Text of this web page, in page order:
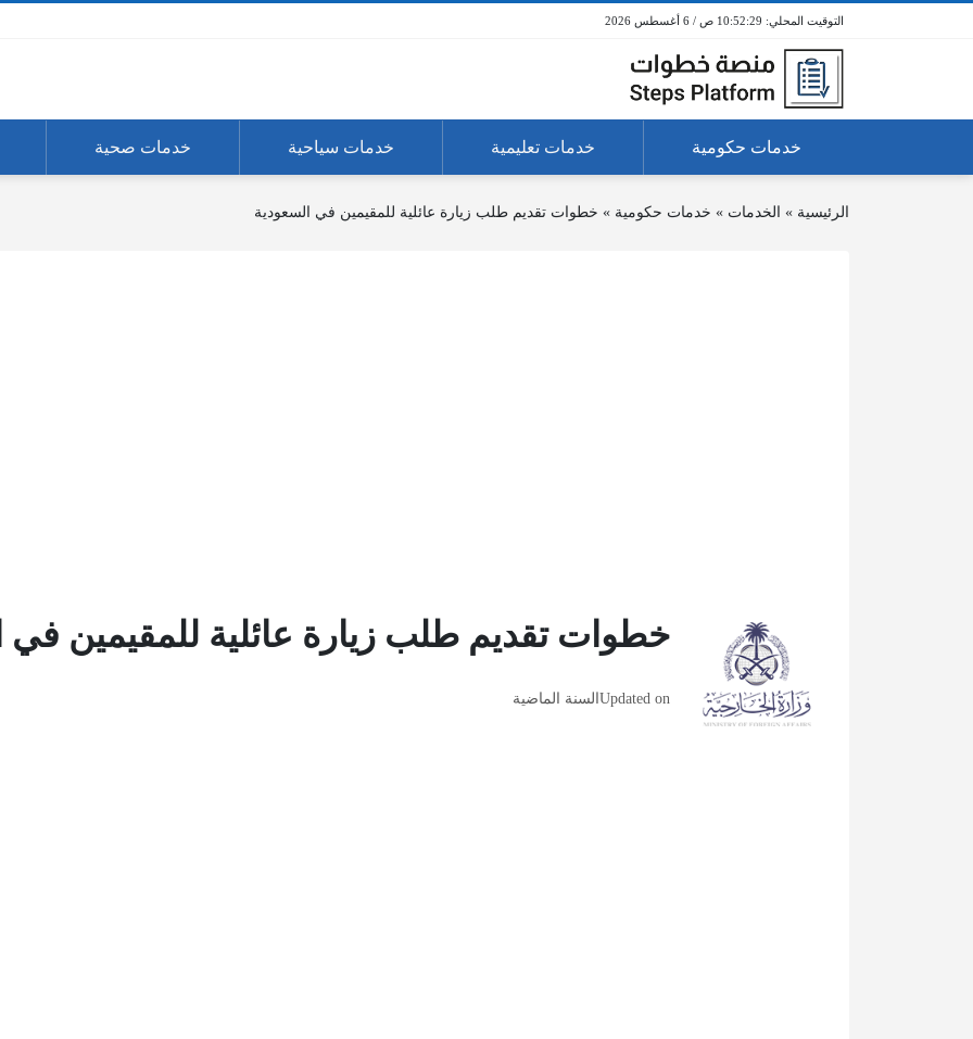
10:52:29 ص / 6 أغسطس 2026
خدمات حكومية خدمات تعليمية خدمات سياحية خدمات صحية
الرئيسية » الخدمات » خدمات حكومية » خطوات تقديم طلب زيارة عائلية للمقيمين في السعودية
خطوات تقديم طلب زيارة عائلية للمقيمين في
Updated onالسنة الماضية